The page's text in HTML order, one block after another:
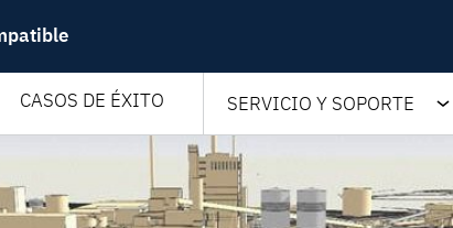
CASOS DE ÉXITO SERVICIO Y SOPORTE